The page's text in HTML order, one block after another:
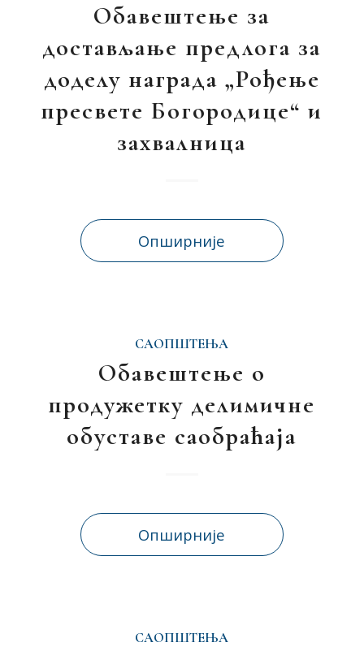
Обавештење за
достављање предлога за
доделу награда „Рођење
пресвете Богородице“ и
захвалница
Опширније
САОПШТЕЊА
Обавештење о
продужетку делимичне
обуставе саобраћаја
Опширније
САОПШТЕЊА